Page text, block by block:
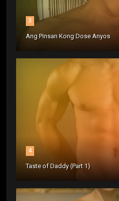
3
Ang Pinsan Kong Dose Anyos
4
Taste of Daddy (Part 1)